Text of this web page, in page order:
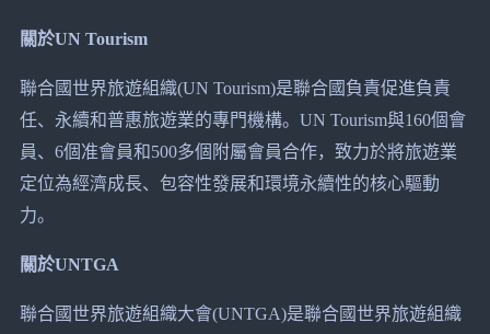
關於UN Tourism
聯合國世界旅遊組織(UN Tourism)是聯合國負責促進負責
任、永續和普惠旅遊業的專門機構。UN Tourism與160個會
員、6個准會員和500多個附屬會員合作，致力於將旅遊業
定位為經濟成長、包容性發展和環境永續性的核心驅動
力。
關於UNTGA
聯合國世界旅遊組織大會(UNTGA)是聯合國世界旅遊組織